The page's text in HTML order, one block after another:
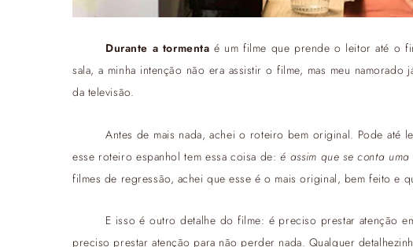
Durante a tormenta é um filme que prende o leitor até o
sala, a minha intenção não era assistir o filme, mas meu
da televisão.
Antes de mais nada, achei o roteiro bem original. Pode até
esse roteiro espanhol tem essa coisa de:é assim que se conta
filmes de regressão, achei que esse é o mais original, bem feito e
E isso é outro detalhe do filme: é preciso prestar atenção
preciso prestar atenção para não perder nada. Qualquer